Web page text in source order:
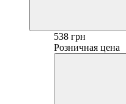
538 грн
Розничная цена